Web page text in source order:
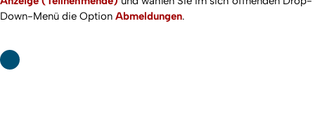
Down-Menü die Option Abmeldungen.